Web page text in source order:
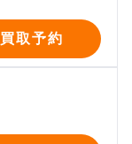
買取予約